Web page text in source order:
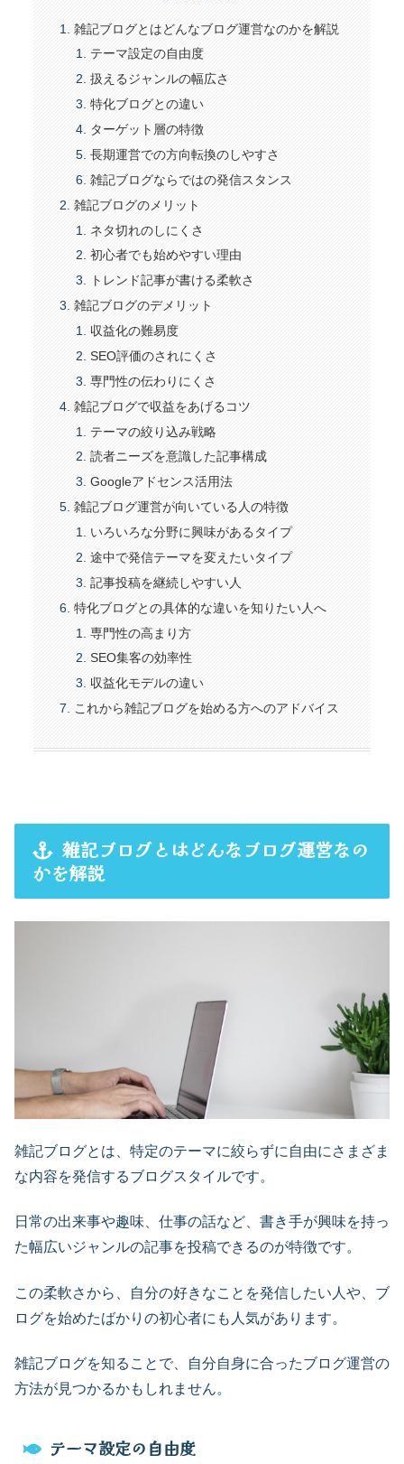
雑記ブログとはどんなブログ運営なのかを解説
テーマ設定の自由度
扱えるジャンルの幅広さ
特化ブログとの違い
ターゲット層の特徴
長期運営での方向転換のしやすさ
雑記ブログならではの発信スタンス
雑記ブログのメリット
ネタ切れのしにくさ
初心者でも始めやすい理由
トレンド記事が書ける柔軟さ
雑記ブログのデメリット
収益化の難易度
SEO評価のされにくさ
専門性の伝わりにくさ
雑記ブログで収益をあげるコツ
テーマの絞り込み戦略
読者ニーズを意識した記事構成
Googleアドセンス活用法
雑記ブログ運営が向いている人の特徴
いろいろな分野に興味があるタイプ
途中で発信テーマを変えたいタイプ
記事投稿を継続しやすい人
特化ブログとの具体的な違いを知りたい人へ
専門性の高まり方
SEO集客の効率性
収益化モデルの違い
これから雑記ブログを始める方へのアドバイス
雑記ブログとはどんなブログ運営なの
かを解説
雑記ブログとは、特定のテーマに絞らずに自由にさまざま
な内容を発信するブログスタイルです。
日常の出来事や趣味、仕事の話など、書き手が興味を持っ
た幅広いジャンルの記事を投稿できるのが特徴です。
この柔軟さから、自分の好きなことを発信したい人や、ブ
ログを始めたばかりの初心者にも人気があります。
雑記ブログを知ることで、自分自身に合ったブログ運営の
方法が見つかるかもしれません。
テーマ設定の自由度